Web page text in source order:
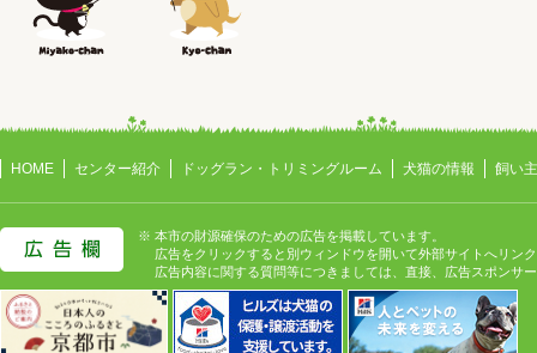
HOME センター紹介 ドッグラン・トリミングルーム 犬猫の情報 飼い
※ 本市の財源確保のための広告を掲載しています。
広告をクリックすると別ウィンドウを開いて外部サイトへリン
広告内容に関する質問等につきましては、直接、広告スポンサ